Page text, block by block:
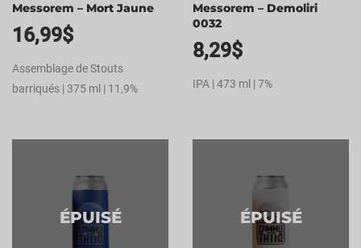
Messorem – Mort Jaune
16,99$
Assemblage de Stouts
barriqués | 375 ml | 11,9%
Messorem – Demoliri
0032
8,29$
IPA | 473 ml | 7%
ÉPUISÉ ÉPUISÉ